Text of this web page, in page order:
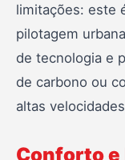
limitações: este
pilotagem
de tecnologia e
de carbono ou
altas
Conforto e